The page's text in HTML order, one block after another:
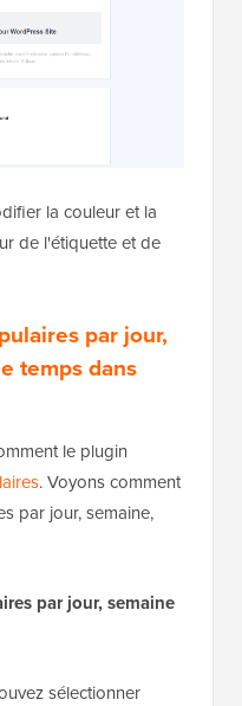
la couleur et la
de l'étiquette et de
par jour,
temps dans
le plugin
. Voyons comment
par jour, semaine,
par jour, semaine
sélectionner